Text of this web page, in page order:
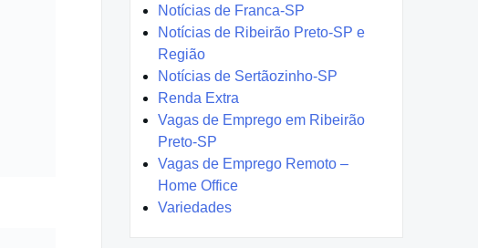
Notícias de Franca-SP
Notícias de Ribeirão Preto-SP e
Região
Notícias de Sertãozinho-SP
Renda Extra
Vagas de Emprego em Ribeirão
Preto-SP
Vagas de Emprego Remoto –
Home Office
Variedades